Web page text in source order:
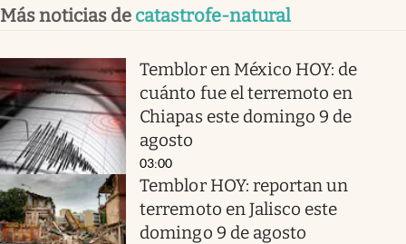
Más noticias de catastrofe-natural
Temblor en México HOY: de
cuánto fue el terremoto en
Chiapas este domingo 9 de
agosto
03:00
Temblor HOY: reportan un
terremoto en Jalisco este
domingo 9 de agosto